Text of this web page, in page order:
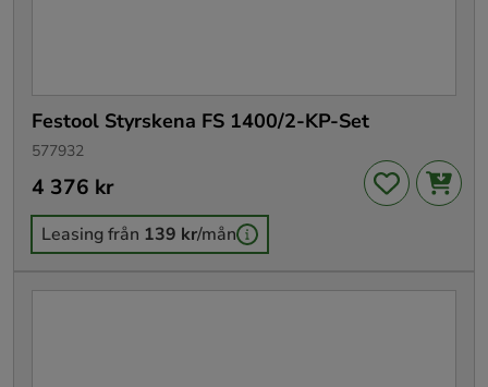
Festool Styrskena FS 1400/2-KP-Set
577932
Pris:4 376 kr
4 376 kr
Leasing från 139 kr/mån